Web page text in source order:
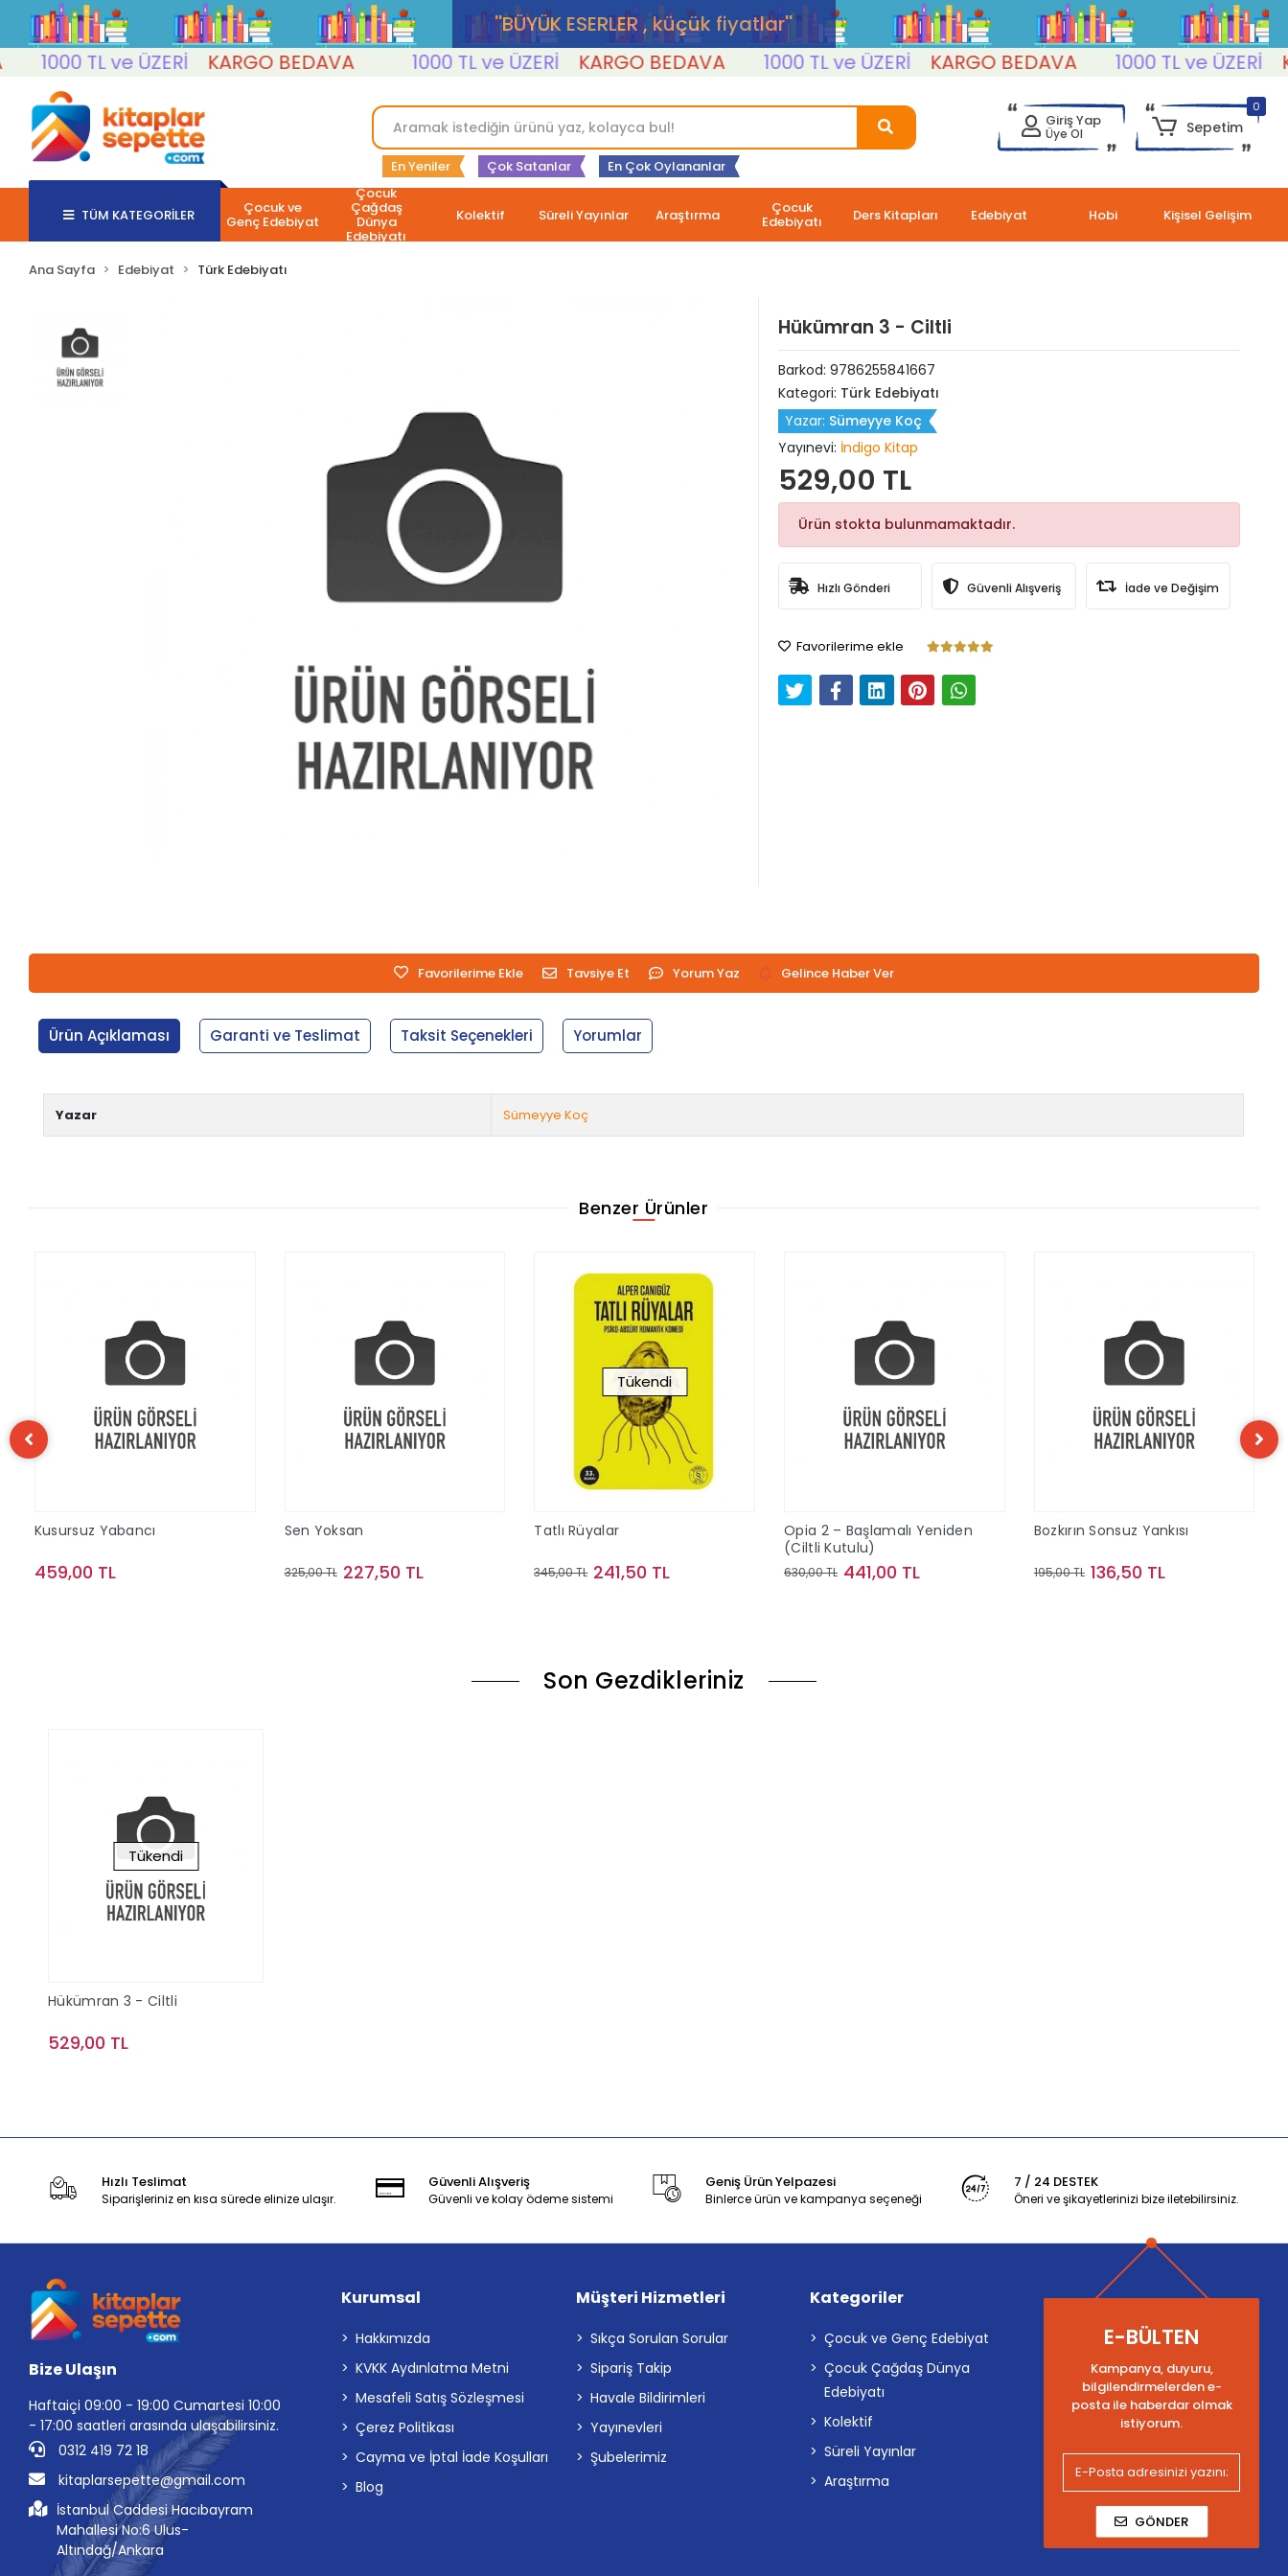
''BÜYÜK ESERLER , küçük fiyatlar''
1000 TL ve ÜZERİ
KARGO BEDAVA 1000 TL ve ÜZERİ KARGO BEDAVA 1000 TL ve ÜZERİ KARGO BEDAVA 1000 TL ve ÜZERİ
En Yeniler Çok Satanlar En Çok Oylananlar
Giriş Yap
Üye Ol
0
Sepetim
TÜM KATEGORİLER Çocuk ve
Genç Edebiyat
Çocuk
Çağdaş
Dünya
Edebiyatı
Kolektif Süreli Yayınlar Araştırma Çocuk
Edebiyatı Ders Kitapları Edebiyat Hobi Kişisel Gelişim
Ana Sayfa Edebiyat Türk Edebiyatı
Hükümran 3 - Ciltli
Barkod: 9786255841667
Kategori: Türk Edebiyatı
Yazar: Sümeyye Koç
Yayınevi: İndigo Kitap
529,00 TL
Ürün stokta bulunmamaktadır.
Hızlı Gönderi Güvenli Alışveriş İade ve Değişim
Favorilerime ekle
Favorilerime Ekle Tavsiye Et Yorum Yaz Gelince Haber Ver
Ürün Açıklaması Garanti ve Teslimat Taksit Seçenekleri Yorumlar
Yazar Sümeyye Koç
Benzer Ürünler
Kusursuz Yabancı
459,00 TL
Sen Yoksan
325,00 TL 227,50 TL
Tükendi
Tatlı Rüyalar
345,00 TL 241,50 TL
Opia 2 – Başlamalı Yeniden
(Ciltli Kutulu)
630,00 TL 441,00 TL
Bozkırın Sonsuz Yankısı
195,00 TL 136,50 TL
Son Gezdikleriniz
Tükendi
Hükümran 3 - Ciltli
529,00 TL
Hızlı Teslimat
Siparişleriniz en kısa sürede elinize ulaşır.
Güvenli Alışveriş
Güvenli ve kolay ödeme sistemi
Geniş Ürün Yelpazesi
Binlerce ürün ve kampanya seçeneği
7 / 24 DESTEK
Öneri ve şikayetlerinizi bize iletebilirsiniz.
Bize Ulaşın
Haftaiçi 09:00 - 19:00 Cumartesi 10:00
- 17:00 saatleri arasında ulaşabilirsiniz.
0312 419 72 18
kitaplarsepette@gmail.com
İstanbul Caddesi Hacıbayram
Mahallesi No:6 Ulus-
Altındağ/Ankara
Kurumsal
Hakkımızda
KVKK Aydınlatma Metni
Mesafeli Satış Sözleşmesi
Çerez Politikası
Cayma ve İptal İade Koşulları
Blog
Müşteri Hizmetleri
Sıkça Sorulan Sorular
Sipariş Takip
Havale Bildirimleri
Yayınevleri
Şubelerimiz
Kategoriler
Çocuk ve Genç Edebiyat
Çocuk Çağdaş Dünya
Edebiyatı
Kolektif
Süreli Yayınlar
Araştırma
E-BÜLTEN
Kampanya, duyuru,
bilgilendirmelerden e-
posta ile haberdar olmak
istiyorum.
GÖNDER